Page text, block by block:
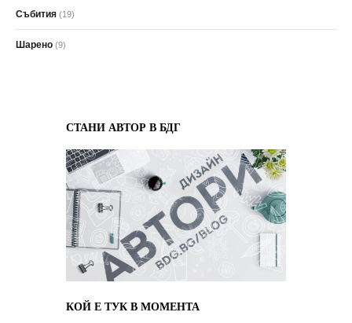
Събития (19)
Шарено (9)
СТАНИ АВТОР В БДГ
КОЙ Е ТУК В МОМЕНТА